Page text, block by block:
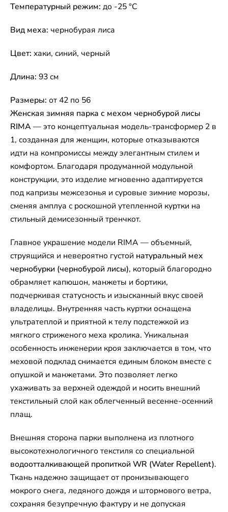
Температурный режим: до -25 °C
Вид меха: чернобурая лиса
Цвет: хаки, синий, черный
Длина: 93 см
Размеры: от 42 по 56
Женская зимняя парка с мехом чернобурой лисы
RIMA— это концептуальная модель-трансформер 2 в
1, созданная для женщин, которые отказываются
идти на компромиссы между элегантным стилем и
комфортом. Благодаря продуманной модульной
конструкции, это изделие мгновенно адаптируется
под капризы межсезонья и суровые зимние морозы,
сменяя амплуа с роскошной утепленной куртки на
стильный демисезонный тренчкот.
Главное украшение модели RIMA — объемный,
струящийся и невероятно густой натуральный мех
чернобурки (чернобурой лисы), который благородно
обрамляет капюшон, манжеты и бортики,
подчеркивая статусность и изысканный вкус своей
владелицы. Внутренняя часть куртки оснащена
ультратеплой и приятной к телу подстежкой из
мягкого стриженого меха кролика. Уникальная
особенность инженерии кроя заключается в том, что
меховой подклад снимается единым блоком вместе с
опушкой и манжетами. Это позволяет легко
ухаживать за верхней одеждой и носить внешний
текстильный слой как облегченный весенне-осенний
плащ.
Внешняя сторона парки выполнена из плотного
высокотехнологичного текстиля со специальной
водоотталкивающей пропиткой WR (Water Repellent).
Ткань надежно защищает от пронизывающего
мокрого снега, ледяного дождя и штормового ветра,
сохраняя безупречную фактуру и не допуская